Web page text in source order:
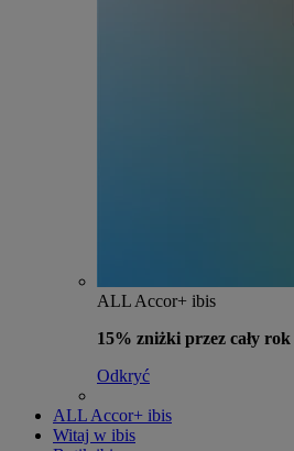
ALL Accor+ ibis
15% zniżki przez cały rok
Odkryć
ALL Accor+ ibis
Witaj w ibis